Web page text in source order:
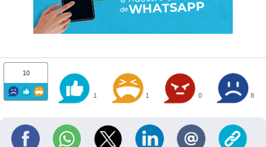
10
1 1 0 8